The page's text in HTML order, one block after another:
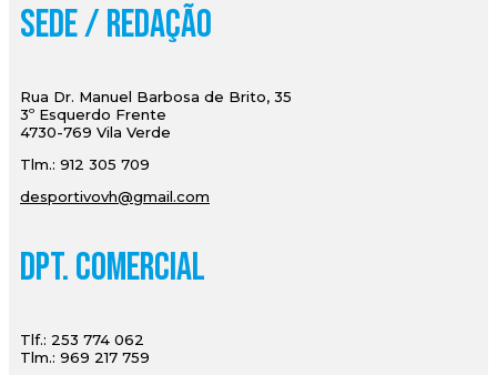
Sede / Redação
Rua Dr. Manuel Barbosa de Brito, 35
3º Esquerdo Frente
4730-769 Vila Verde
Tlm.: 912 305 709
desportivovh@gmail.com
Dpt. Comercial
Tlf.: 253 774 062
Tlm.: 969 217 759